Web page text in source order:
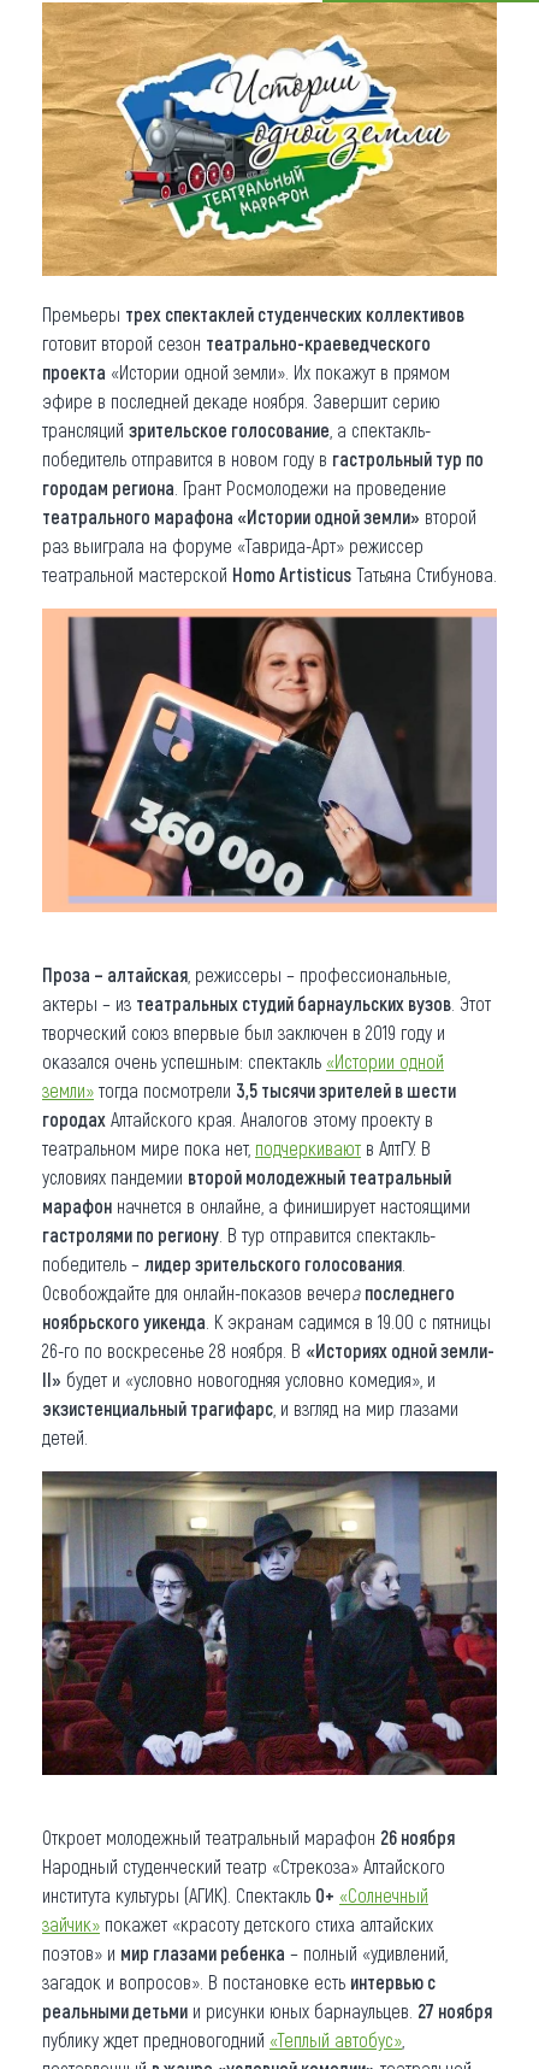
Что привезти (сувениры)
О регионе
Коллекция впечатлений
Другие рубрики
Премьеры трех спектаклей студенческих коллективов
готовит второй сезон театрально-краеведческого
проекта «Истории одной земли». Их покажут в прямом
эфире в последней декаде ноября. Завершит серию
трансляций зрительское голосование , а спектакль-
победитель отправится в новом году в гастрольный тур по
городам региона . Грант Росмолодежи на проведение
театрального марафона «Истории одной земли» второй
раз выиграла на форуме «Таврида-Арт» режиссер
театральной мастерской Homo Artisticus Татьяна Стибунова.
Проза – алтайская , режиссеры – профессиональные,
актеры – из театральных студий барнаульских вузов . Этот
творческий союз впервые был заключен в 2019 году и
оказался очень успешным: спектакль «Истории одной
земли» тогда посмотрели 3,5 тысячи зрителей в шести
городах Алтайского края. Аналогов этому проекту в
театральном мире пока нет, подчеркивают в АлтГУ. В
условиях пандемии второй молодежный театральный
марафон начнется в онлайне, а финиширует настоящими
гастролями по региону . В тур отправится спектакль-
победитель – лидер зрительского голосования
Освобождайте для онлайн-показов вечера последнего
ноябрьского уикенда . К экранам садимся в 19.00 с пятницы
26-го по воскресенье 28 ноября. В «Историях одной земли-
II» будет и «условно новогодняя условно комедия», и
экзистенциальный трагифарс , и взгляд на мир глазами
детей.
Откроет молодежный театральный марафон 26 ноября
Народный студенческий театр «Стрекоза» Алтайского
института культуры (АГИК). Спектакль 0+ «Солнечный
зайчик» покажет «красоту детского стиха алтайских
поэтов» и мир глазами ребенка – полный «удивлений,
загадок и вопросов». В постановке есть интервью с
реальными детьми и рисунки юных барнаульцев. 27 ноября
публику ждет предновогодний «Теплый автобус»